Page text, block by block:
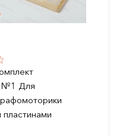
№1 Для